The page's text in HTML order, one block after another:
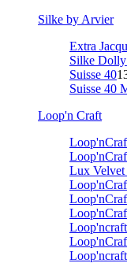
Silke by Arvier
Extra
Silke
Suisse 40
Suisse 40
Loop'n Craft
Lux Velvet